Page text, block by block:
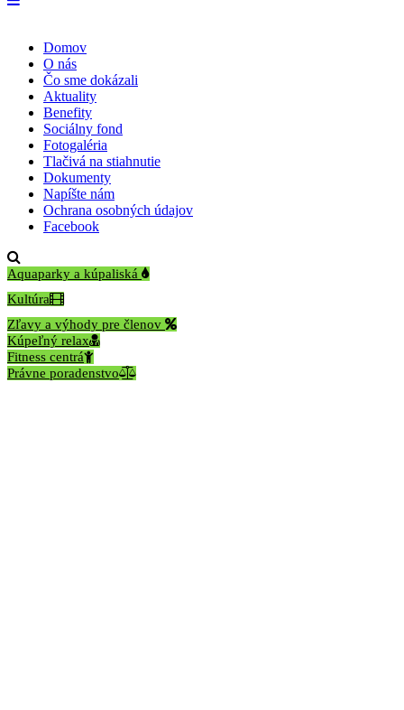
Domov
O nás
Čo sme dokázali
Aktuality
Benefity
Sociálny fond
Fotogaléria
Tlačivá na stiahnutie
Dokumenty
Napíšte nám
Ochrana osobných údajov
Facebook
Aquaparky a kúpaliská
Kultúra
Zľavy a výhody pre členov
Kúpeľný relax
Fitness centrá
Právne poradenstvo